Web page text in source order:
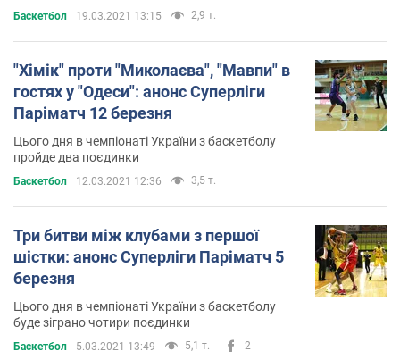
Баскетбол 19.03.2021 13:15 2,9 т.
"Хімік" проти "Миколаєва", "Мавпи" в
гостях у "Одеси": анонс Суперліги
Паріматч 12 березня
Цього дня в чемпіонаті України з баскетболу
пройде два поєдинки
Баскетбол 12.03.2021 12:36 3,5 т.
Три битви між клубами з першої
шістки: анонс Суперліги Паріматч 5
березня
Цього дня в чемпіонаті України з баскетболу
буде зіграно чотири поєдинки
Баскетбол 5.03.2021 13:49 5,1 т. 2